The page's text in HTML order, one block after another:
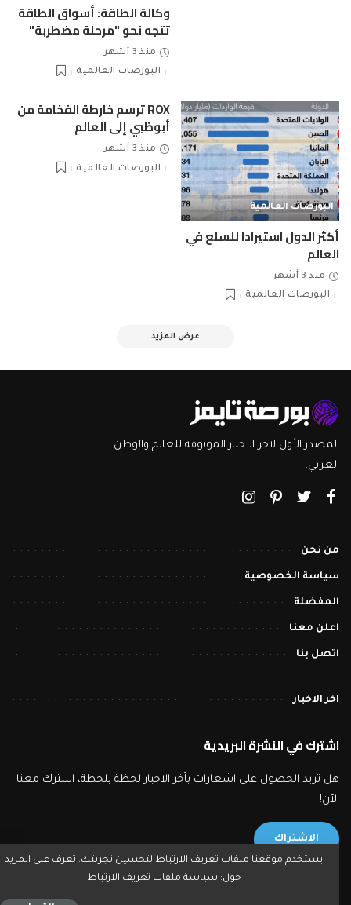
وكالة الطاقة: أسواق الطاقة
تتجه نحو "مرحلة مضطربة"
منذ 3 أشهر
البورصات العالمية
البورصات العالمية
أكثر الدول استيرادا للسلع في
العالم
منذ 3 أشهر
البورصات العالمية
ROX ترسم خارطة الفخامة من
أبوظبي إلى العالم
منذ 3 أشهر
البورصات العالمية
عرض المزيد
المصدر الأول لاخر الاخبار الموثوقة للعالم والوطن
العربي.
من نحن
سياسة الخصوصية
المفضلة
اعلن معنا
اتصل بنا
اخر الاخبار
اشترك في النشرة البريدية
هل تريد الحصول على اشعارات بآخر الاخبار لحظة بلحظة، اشترك معنا
الآن!
الاشتراك
يستخدم موقعنا ملفات تعريف الارتباط لتحسين تجربتك. تعرف على المزيد
حول:سياسة ملفات تعريف الارتباط